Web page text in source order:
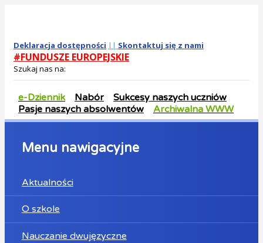
Deklaracja dostępności || Skontaktuj się z nami
#FUNDUSZE EUROPEJSKIE
Szukaj nas na:
e-Dziennik Nabór
Sukcesy naszych uczniów
Pasje naszych absolwentów
Archiwalna WWW
Menu nawigacyjne
Aktualności
O szkole
Nauczanie dwujęzyczne